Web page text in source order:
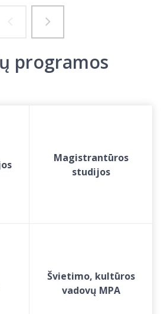
programos
Magistrantūros
studijos
Švietimo, kultūros
vadovų MPA